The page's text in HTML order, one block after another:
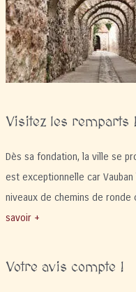
Visitez les remparts !
Dès sa fondation, la ville se
est exceptionnelle car
niveaux de chemins de
savoir +
Votre avis compte !